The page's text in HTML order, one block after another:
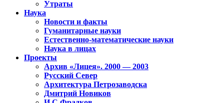
Утраты
Наука
Новости и факты
Гуманитарные науки
Естественно-математические науки
Наука в лицах
Проекты
Архив «Лицея». 2000 — 2003
Русский Север
Архитектура Петрозаводска
Дмитрий Новиков